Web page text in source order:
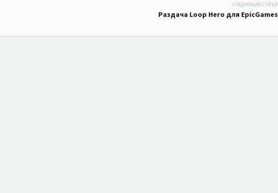
СЛЕДУЮЩАЯ СТАТЬЯ
Раздача Loop Hero для EpicGames